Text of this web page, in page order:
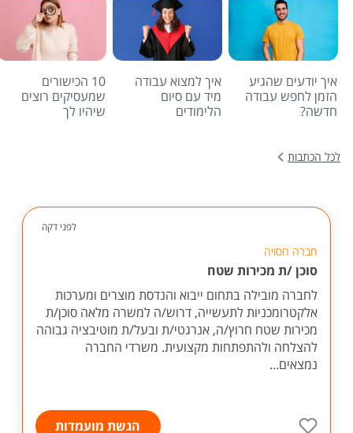
איך יודעים שהגיע
הזמן לחפש עבודה
חדשה?
איך למצוא עבודה
מיד עם סיום
הלימודים
10 הכישורים
שמעסיקים רוצים
שיהיו לך
לכל הכתבות
לפני דקה
חברה חסויה
סוכן /ת מכירות שטח
לחברה מובילה בתחום ייבוא והנדסת מוצרים ומערכות
אלקטרומכניות לתעשייה, דרוש/ה למשרה מלאה סוכן/ת
מכירות שטח חרוץ/ה, אנרגטי/ת ובעל/ת מוטיבציה גבוהה
להצלחה ולהתפתחות מקצועית. משרדי החברה
נמצאים...
הגשת מועמדות